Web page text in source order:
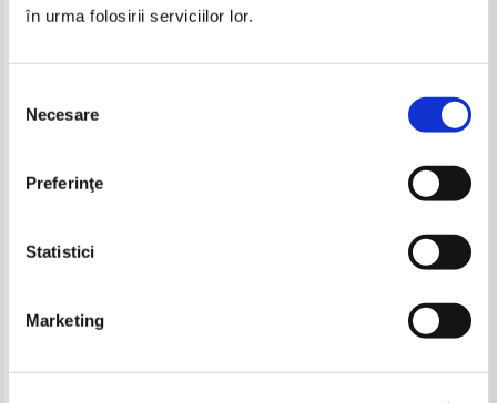
în urma folosirii serviciilor lor.
consimțământului
Necesare
Preferinţe
Statistici
Marketing
Adaugă în coș
Ahmed Osman - Din Egipt.
Descoperirea originilor
Sfintele Scripturi. Traducerea
lumii noi (format mic)